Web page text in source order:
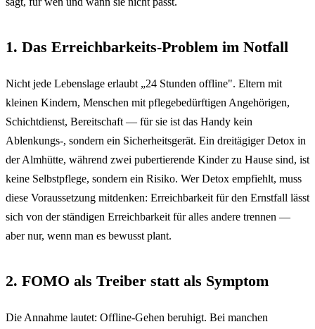
1. Das Erreichbarkeits-Problem im Notfall
Nicht jede Lebenslage erlaubt „24 Stunden offline". Eltern mit
kleinen Kindern, Menschen mit pflegebedürftigen Angehörigen,
Schichtdienst, Bereitschaft — für sie ist das Handy kein
Ablenkungs-, sondern ein Sicherheitsgerät. Ein dreitägiger Detox in
der Almhütte, während zwei pubertierende Kinder zu Hause sind, ist
keine Selbstpflege, sondern ein Risiko. Wer Detox empfiehlt, muss
diese Voraussetzung mitdenken: Erreichbarkeit für den Ernstfall lässt
sich von der ständigen Erreichbarkeit für alles andere trennen —
aber nur, wenn man es bewusst plant.
2. FOMO als Treiber statt als Symptom
Die Annahme lautet: Offline-Gehen beruhigt. Bei manchen